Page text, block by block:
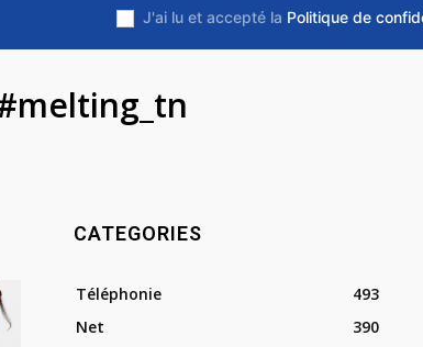
J'ai lu et accepté la Politique de
CATEGORIES
Téléphonie
493
Net
390